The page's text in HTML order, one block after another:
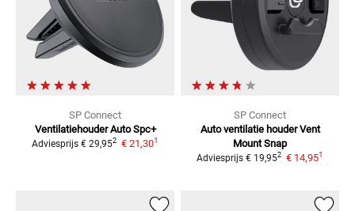
SP Connect
Ventilatiehouder Auto Spc+
Adviesprijs € 29,952 € 21,301
SP Connect
Auto ventilatie houder Vent
Mount Snap
Adviesprijs € 19,952 € 14,951